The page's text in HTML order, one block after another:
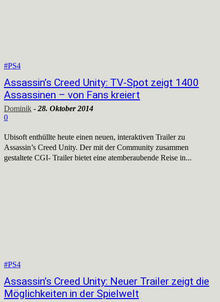
#PS4
Assassin’s Creed Unity: TV-Spot zeigt 1400
Assassinen – von Fans kreiert
Dominik - 28. Oktober 2014
0
Ubisoft enthüllte heute einen neuen, interaktiven Trailer zu
Assassin’s Creed Unity. Der mit der Community zusammen
gestaltete CGI- Trailer bietet eine atemberaubende Reise in...
#PS4
Assassin’s Creed Unity: Neuer Trailer zeigt die
Möglichkeiten in der Spielwelt